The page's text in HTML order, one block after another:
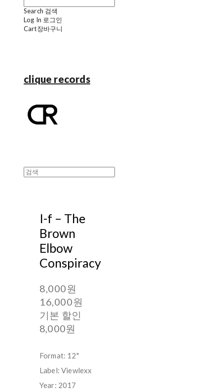
Search 검색
Log In 로그인
Cart장바구니
clique records
I-f ‎– The
Brown
Elbow
Conspiracy
8,000원
16,000원
기본 할인
8,000원
Format: 12"
Label: Viewlexx
Year: 2017